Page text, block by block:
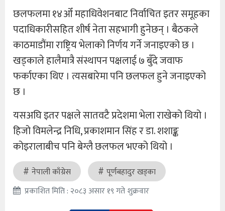
छलफलमा १४ओँ महाधिवेशनबाट निर्वाचित इतर समूहका
पदाधिकारीसहित शीर्ष नेता सहभागी हुनेछन् । बैठकले
काठमाडौंमा राष्ट्रिय भेलाको निर्णय गर्ने जनाइएको छ ।
खड्काले हालैमात्रै संस्थापन पक्षलाई ७ बुँदे जवाफ
फर्काएका थिए । त्यसबारेमा पनि छलफल हुने जनाइएको
छ ।
यसअघि इतर पक्षले सातवटै प्रदेशमा भेला राखेको थियो ।
हिजो विमलेन्द्र निधि, प्रकाशमान सिंह र डा. शशाङ्क
कोइरालाबीच पनि बेग्लै छलफल भएको थियो ।
नेपाली काँग्रेस
पूर्णबहादुर खड्का
प्रकाशित मिति : २०८३ असार १९ गते शुक्रवार